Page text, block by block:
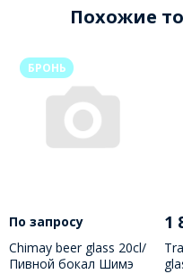
Похожие
БРОНЬ
По запросу
Chimay beer glass 20cl/
Пивной бокал Шимэ
1